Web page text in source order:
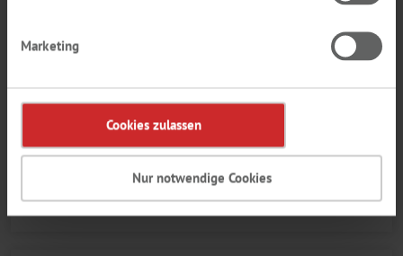
Marketing
Cookies zulassen
Nur notwendige Cookies
KARL FISCHER